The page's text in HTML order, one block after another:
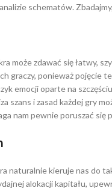
schematów.
może zdawać się łatwy,
graczy, ponieważ pojęcie
emocji oparte na
szans i zasad każdej gry
nam pewnie poruszać
naturalnie kieruje nas do
alokacji kapitału,